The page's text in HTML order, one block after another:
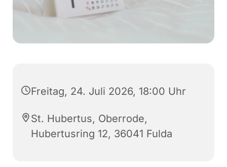
Freitag, 24. Juli 2026, 18:00 Uhr
St. Hubertus, Oberrode,
Hubertusring 12, 36041 Fulda